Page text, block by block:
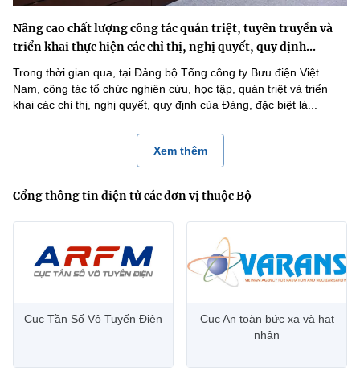
Nâng cao chất lượng công tác quán triệt, tuyên truyền và
triển khai thực hiện các chỉ thị, nghị quyết, quy định...
Trong thời gian qua, tại Đảng bộ Tổng công ty Bưu điện Việt
Nam, công tác tổ chức nghiên cứu, học tập, quán triệt và triển
khai các chỉ thị, nghị quyết, quy định của Đảng, đặc biệt là...
Xem thêm
Cổng thông tin điện tử các đơn vị thuộc Bộ
Cục Tần Số Vô Tuyến Điện
Cục An toàn bức xạ và hạt
nhân